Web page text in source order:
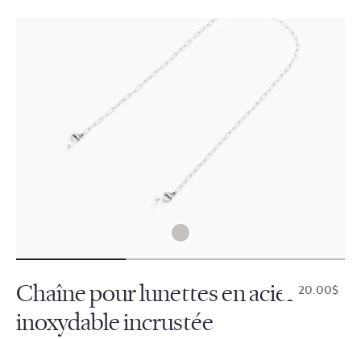
Chaîne pour lunettes en acier
inoxydable incrustée
$20.00